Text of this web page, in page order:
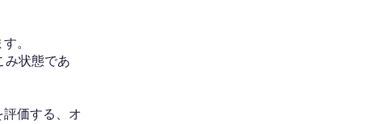
。
み状態であ
価する、オ